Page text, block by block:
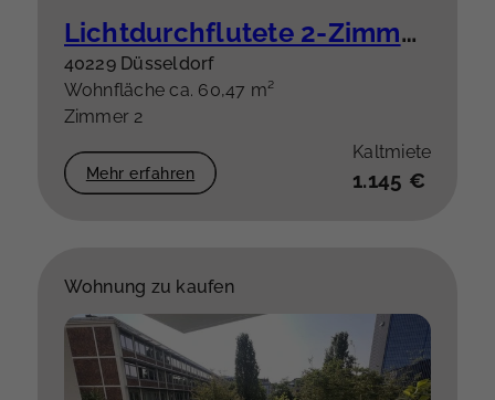
Lichtdurchflutete 2-Zimmer-Wohnung mit Balkon – hochwertige Einbauküche optional
40229 Düsseldorf
Wohnfläche ca. 60,47 m²
Zimmer 2
Mehr erfahren
Kaltmiete
1.145 €
Wohnung zu kaufen